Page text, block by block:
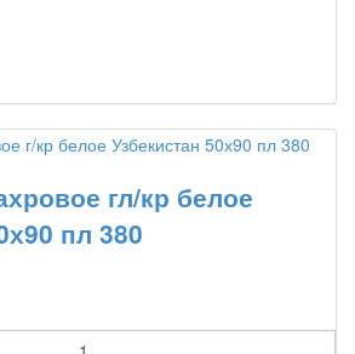
гл/кр белое
пл 380